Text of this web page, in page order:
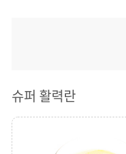
슈퍼 활력란